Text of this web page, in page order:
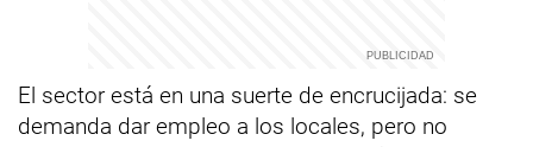
El sector está en una suerte de encrucijada: se
demanda dar empleo a los locales, pero no